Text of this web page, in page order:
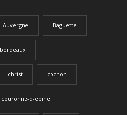
Auvergne Baguette
bordeaux
christ cochon
couronne-d-epine